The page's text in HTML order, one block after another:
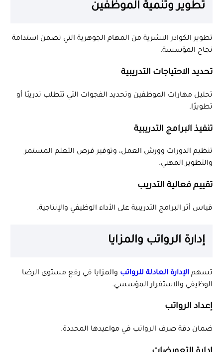
تطوير وتنمية الموظفين
تطوير الكوادر البشرية من المهام الجوهرية التي تضمن استدامة
نجاح المؤسسة.
تحديد الاحتياجات التدريبية
تحليل مهارات الموظفين وتحديد الفجوات التي تتطلب تدريبًا أو
تطويرًا.
تنفيذ البرامج التدريبية
تنظيم الدورات وورش العمل، وتوفير فرص التعلم المستمر
والتطوير المهني.
تقييم فعالية التدريب
قياس أثر البرامج التدريبية على الأداء الوظيفي والإنتاجية.
إدارة الرواتب والمزايا
تسهم الإدارة العادلة للرواتب والمزايا في رفع مستوى الرضا
الوظيفي والاستقرار المؤسسي.
إعداد الرواتب
ضمان دقة صرف الرواتب في مواعيدها المحددة.